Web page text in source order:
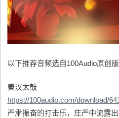
以下推荐音频选自100Audio原创版
秦汉太鼓
https://100audio.com/download/
严肃振奋的打击乐，庄严中流露